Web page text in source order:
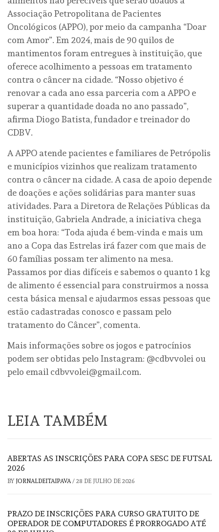
Associação Petropolitana de Pacientes
Oncológicos (APPO), por meio da campanha “Doar
com Amor”. Em 2024, mais de 90 quilos de
mantimentos foram entregues à instituição, que
oferece acolhimento a pessoas em tratamento
contra o câncer na cidade. “Nosso objetivo é
renovar a cada ano essa parceria com a APPO e
superar a quantidade doada no ano passado”,
afirma Diogo Batista, fundador e treinador do
CDBV.
A APPO atende pacientes e familiares de Petrópolis
e municípios vizinhos que realizam tratamento
contra o câncer na cidade. A casa de apoio depende
de doações e ações solidárias para manter suas
atividades. Para a Diretora de Relações Públicas da
instituição, Gabriela Andrade, a iniciativa chega
em boa hora: “Toda ajuda é bem-vinda e mais um
ano a Copa das Estrelas irá fazer com que mais de
60 famílias possam ter alimento na mesa.
Passamos por dias difíceis e sabemos o quanto 1 kg
de alimento é essencial para construirmos a nossa
cesta básica mensal e ajudarmos essas pessoas que
estão cadastradas conosco e passam pelo
tratamento do Câncer”, comenta.
Mais informações sobre os jogos e patrocínios
podem ser obtidas pelo Instagram: @cdbvvolei ou
pelo email cdbvvolei@gmail.com.
LEIA TAMBÉM
ABERTAS AS INSCRIÇÕES PARA COPA SESC DE FUTSAL
2026
BY JORNALDEITAIPAVA/ 28 DE JULHO DE 2026
PRAZO DE INSCRIÇÕES PARA CURSO GRATUITO DE
OPERADOR DE COMPUTADORES É PRORROGADO ATÉ